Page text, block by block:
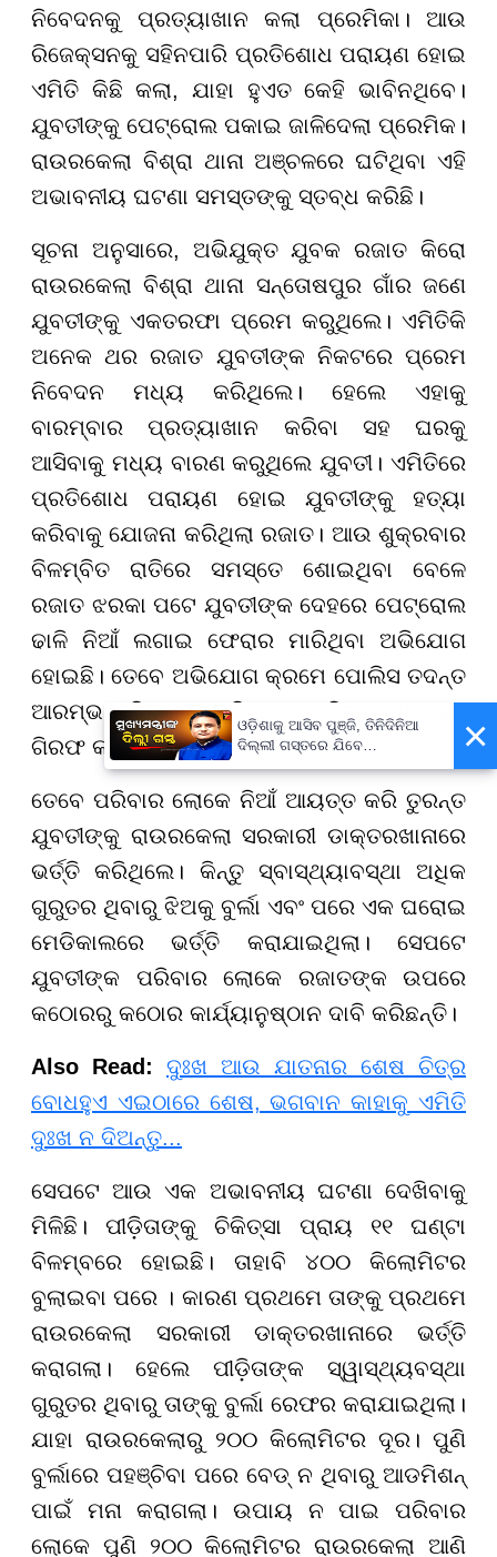
ନିବେଦନକୁ ପ୍ରତ୍ୟାଖାନ କଲା ପ୍ରେମିକା। ଆଉ
ରିଜେକ୍ସନକୁ ସହିନପାରି ପ୍ରତିଶୋଧ ପରାୟଣ ହୋଇ
ଏମିତି କିଛି କଲା, ଯାହା ହୁଏତ କେହି ଭାବିନଥିବେ।
ଯୁବତୀଙ୍କୁ ପେଟ୍ରୋଲ ପକାଇ ଜାଳିଦେଲା ପ୍ରେମିକ।
ରାଉରକେଲା ବିଶ୍ରା ଥାନା ଅଞ୍ଚଳରେ ଘଟିଥିବା ଏହି
ଅଭାବନୀୟ ଘଟଣା ସମସ୍ତଙ୍କୁ ସ୍ତବ୍ଧ କରିଛି।
ସୂଚନା ଅନୁସାରେ, ଅଭିଯୁକ୍ତ ଯୁବକ ରଜାତ କିରୋ
ରାଉରକେଲା ବିଶ୍ରା ଥାନା ସନ୍ତୋଷପୁର ଗାଁର ଜଣେ
ଯୁବତୀଙ୍କୁ ଏକତରଫା ପ୍ରେମ କରୁଥିଲେ। ଏମିତିକି
ଅନେକ ଥର ରଜାତ ଯୁବତୀଙ୍କ ନିକଟରେ ପ୍ରେମ
ନିବେଦନ ମଧ୍ୟ କରିଥିଲେ। ହେଲେ ଏହାକୁ
ବାରମ୍ବାର ପ୍ରତ୍ୟାଖାନ କରିବା ସହ ଘରକୁ
ଆସିବାକୁ ମଧ୍ୟ ବାରଣ କରୁଥିଲେ ଯୁବତୀ। ଏମିତିରେ
ପ୍ରତିଶୋଧ ପରାୟଣ ହୋଇ ଯୁବତୀଙ୍କୁ ହତ୍ୟା
କରିବାକୁ ଯୋଜନା କରିଥିଲା ରଜାତ। ଆଉ ଶୁକ୍ରବାର
ବିଳମ୍ବିତ ରାତିରେ ସମସ୍ତେ ଶୋଇଥିବା ବେଳେ
ରଜାତ ଝରକା ପଟେ ଯୁବତୀଙ୍କ ଦେହରେ ପେଟ୍ରୋଲ
ଢାଳି ନିଆଁ ଲଗାଇ ଫେରାର ମାରିଥିବା ଅଭିଯୋଗ
ହୋଇଛି। ତେବେ ଅଭିଯୋଗ କ୍ରମେ ପୋଲିସ ତଦନ୍ତ
ଆରମ୍ଭ କରିବା ସହ ଅଭିଯୁକ୍ତ ଲାଠିକଟା ଅଞ୍ଚଳରୁ
ଗିରଫ କରିଛି।
ତେବେ ପରିବାର ଲୋକେ ନିଆଁ ଆୟତ୍ତ କରି ତୁରନ୍ତ
ଯୁବତୀଙ୍କୁ ରାଉରକେଲା ସରକାରୀ ଡାକ୍ତରଖାନାରେ
ଭର୍ତ୍ତି କରିଥିଲେ। କିନ୍ତୁ ସ୍ବାସ୍ଥ୍ୟାବସ୍ଥା ଅଧିକ
ଗୁରୁତର ଥିବାରୁ ଝିଅକୁ ବୁର୍ଲା ଏବଂ ପରେ ଏକ ଘରୋଇ
ମେଡିକାଲରେ ଭର୍ତ୍ତି କରାଯାଇଥିଲା। ସେପଟେ
ଯୁବତୀଙ୍କ ପରିବାର ଲୋକେ ରଜାତଙ୍କ ଉପରେ
କଠୋରରୁ କଠୋର କାର୍ଯ୍ୟାନୁଷ୍ଠାନ ଦାବି କରିଛନ୍ତି।
Also Read: ଦୁଃଖ ଆଉ ଯାତନାର ଶେଷ ଚିତ୍ର
ବୋଧହୁଏ ଏଇଠାରେ ଶେଷ, ଭଗବାନ କାହାକୁ ଏମିତି
ଦୁଃଖ ନ ଦିଅନ୍ତୁ...
ସେପଟେ ଆଉ ଏକ ଅଭାବନୀୟ ଘଟଣା ଦେଖିବାକୁ
ମିଳିଛି। ପୀଡ଼ିତାଙ୍କୁ ଚିକିତ୍ସା ପ୍ରାୟ ୧୧ ଘଣ୍ଟା
ବିଳମ୍ବରେ ହୋଇଛି। ତାହାବି ୪୦୦ କିଲୋମିଟର
ବୁଲାଇବା ପରେ । କାରଣ ପ୍ରଥମେ ତାଙ୍କୁ ପ୍ରଥମେ
ରାଉରକେଲା ସରକାରୀ ଡାକ୍ତରଖାନାରେ ଭର୍ତ୍ତି
କରାଗଲା। ହେଲେ ପୀଡ଼ିତାଙ୍କ ସ୍ୱାସ୍ଥ୍ୟବସ୍ଥା
ଗୁରୁତର ଥିବାରୁ ତାଙ୍କୁ ବୁର୍ଲା ରେଫର କରାଯାଇଥିଲା।
ଯାହା ରାଉରକେଲାରୁ ୨୦୦ କିଲୋମିଟର ଦୂର। ପୁଣି
ବୁର୍ଲାରେ ପହଞ୍ଚିବା ପରେ ବେଡ୍ ନ ଥିବାରୁ ଆଡମିଶନ୍
ପାଇଁ ମନା କରାଗଲା। ଉପାୟ ନ ପାଇ ପରିବାର
ଲୋକେ ପୁଣି ୨୦୦ କିଲୋମିଟର ରାଉରକେଲା ଆଣି
×
ଓଡ଼ିଶାକୁ ଆସିବ ପୁଞ୍ଜି, ତିନିଦିନିଆ
ଦିଲ୍ଲୀ ଗସ୍ତରେ ଯିବେ